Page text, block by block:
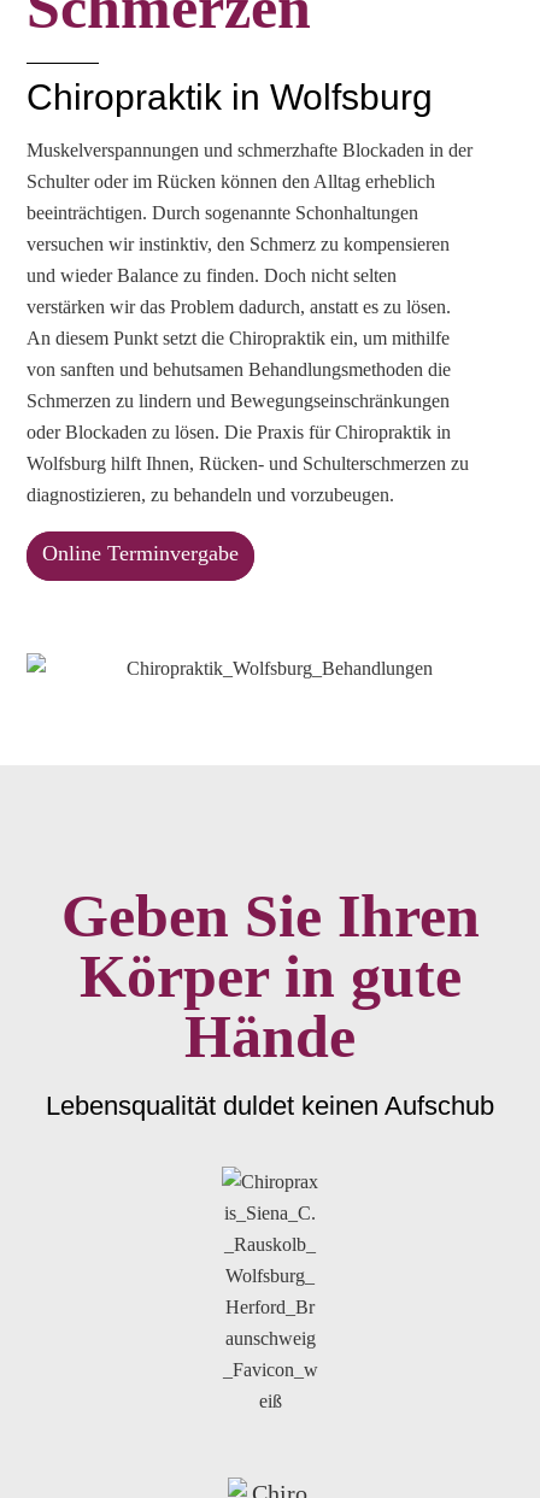
Chiropraktik in Wolfsburg
Muskelverspannungen und schmerzhafte Blockaden in der
Schulter oder im Rücken können den Alltag erheblich
beeinträchtigen. Durch sogenannte Schonhaltungen
versuchen wir instinktiv, den Schmerz zu kompensieren
und wieder Balance zu finden. Doch nicht selten
verstärken wir das Problem dadurch, anstatt es zu lösen.
An diesem Punkt setzt die Chiropraktik ein, um mithilfe
von sanften und behutsamen Behandlungsmethoden die
Schmerzen zu lindern und Bewegungseinschränkungen
oder Blockaden zu lösen. Die Praxis für Chiropraktik in
Wolfsburg hilft Ihnen, Rücken- und Schulterschmerzen zu
diagnostizieren, zu behandeln und vorzubeugen.
Online Terminvergabe
Geben Sie Ihren
Körper in gute
Hände
Lebensqualität duldet keinen Aufschub